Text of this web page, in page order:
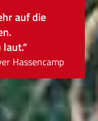
auf die
Hassencamp